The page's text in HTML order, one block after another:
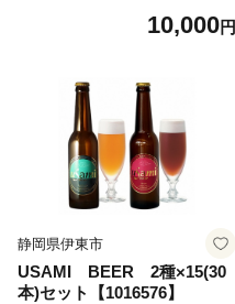
10,000円
静岡県伊東市
USAMI BEER 2種×15(30
本)セット【1016576】